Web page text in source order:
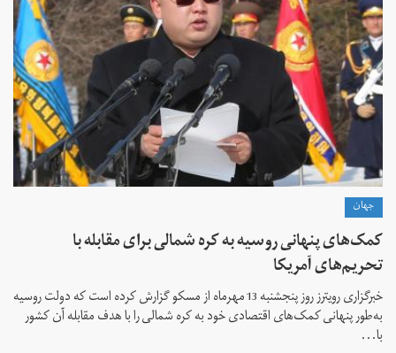
جهان
کمک‌های پنهانی روسیه به کره شمالی برای مقابله با
تحریم‌های آمریکا
خبرگزاری رویترز روز پنجشنبه 13 مهرماه از مسکو گزارش کرده است که دولت روسیه
به‌طور پنهانی کمک‌های اقتصادی خود به کره شمالی را با هدف مقابله آن کشور
با...